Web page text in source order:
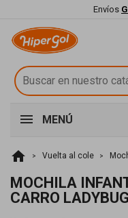
Envíos
MENÚ
home Vuelta al cole
MOCHILA
CARRO LADYBUG